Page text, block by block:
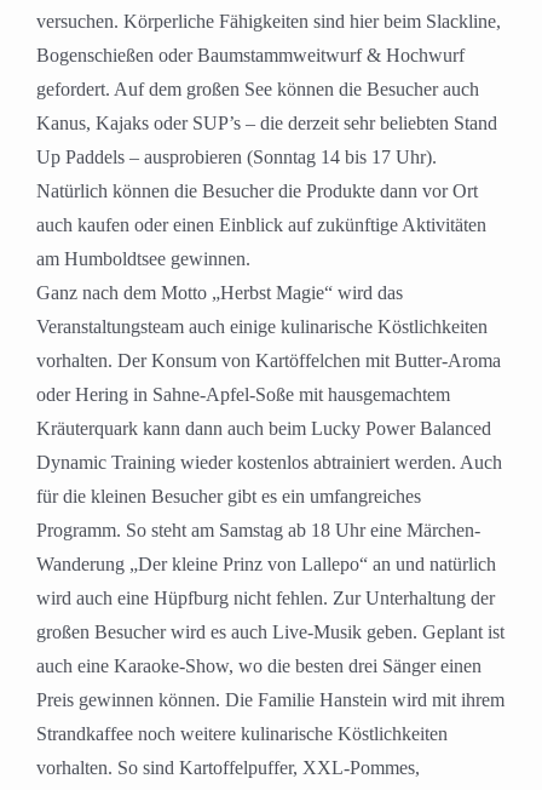
versuchen. Körperliche Fähigkeiten sind hier beim Slackline,
Bogenschießen oder Baumstammweitwurf & Hochwurf
gefordert. Auf dem großen See können die Besucher auch
Kanus, Kajaks oder SUP’s – die derzeit sehr beliebten Stand
Up Paddels – ausprobieren (Sonntag 14 bis 17 Uhr).
Natürlich können die Besucher die Produkte dann vor Ort
auch kaufen oder einen Einblick auf zukünftige Aktivitäten
am Humboldtsee gewinnen.
Ganz nach dem Motto „Herbst Magie“ wird das
Veranstaltungsteam auch einige kulinarische Köstlichkeiten
vorhalten. Der Konsum von Kartöffelchen mit Butter-Aroma
oder Hering in Sahne-Apfel-Soße mit hausgemachtem
Kräuterquark kann dann auch beim Lucky Power Balanced
Dynamic Training wieder kostenlos abtrainiert werden. Auch
für die kleinen Besucher gibt es ein umfangreiches
Programm. So steht am Samstag ab 18 Uhr eine Märchen-
Wanderung „Der kleine Prinz von Lallepo“ an und natürlich
wird auch eine Hüpfburg nicht fehlen. Zur Unterhaltung der
großen Besucher wird es auch Live-Musik geben. Geplant ist
auch eine Karaoke-Show, wo die besten drei Sänger einen
Preis gewinnen können. Die Familie Hanstein wird mit ihrem
Strandkaffee noch weitere kulinarische Köstlichkeiten
vorhalten. So sind Kartoffelpuffer, XXL-Pommes,